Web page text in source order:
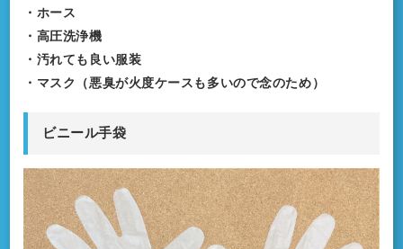
・ホース
・高圧洗浄機
・汚れても良い服装
・マスク（悪臭が火度ケースも多いので念のため）
ビニール手袋